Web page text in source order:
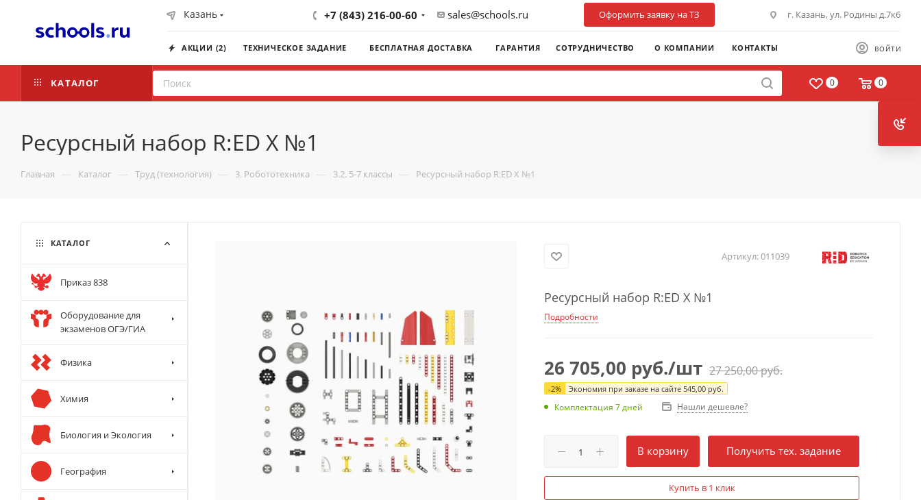
Казань +7 (843) 216-00-60 sales@schools.ru Оформить заявку на ТЗ г. Казань, ул. Родины д.7к6
ВОЙТИ
АКЦИИ (2) ТЕХНИЧЕСКОЕ ЗАДАНИЕ БЕСПЛАТНАЯ ДОСТАВКА ГАРАНТИЯ СОТРУДНИЧЕСТВО О КОМПАНИИ КОНТАКТЫ
0 0
КАТАЛОГ
Ресурсный набор R:ED X №1
Главная — Каталог — Труд (технология) — 3. Робототехника — 3.2. 5-7 классы — Ресурсный набор R:ED X №1
Артикул:011039
Ресурсный набор R:ED X №1
Подробности
26 705,00 руб./шт 27 250,00руб.
-2% Экономия при заказе на сайте 545,00 руб.
Комплектация 7 дней Нашли дешевле?
В корзину Получить тех. задание
Купить в 1 клик
КАТАЛОГ
Приказ 838
Оборудование для
экзаменов ОГЭ/ГИА
Физика
Химия
Биология и Экология
География